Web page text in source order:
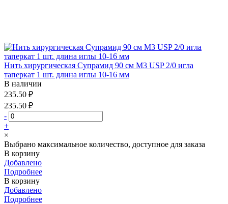
Нить хирургическая Супрамид 90 см М3 USP 2/0 игла
таперкат 1 шт. длина иглы 10-16 мм
В наличии
235.50 ₽
235.50 ₽
-
+
×
Выбрано максимальное количество, доступное для заказа
В корзину
Добавлено
Подробнее
В корзину
Добавлено
Подробнее